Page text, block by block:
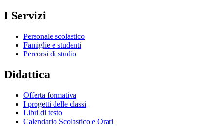
I Servizi
Personale scolastico
Famiglie e studenti
Percorsi di studio
Didattica
Offerta formativa
I progetti delle classi
Libri di testo
Calendario Scolastico e Orari